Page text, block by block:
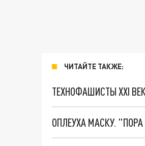
ЧИТАЙТЕ ТАКЖЕ:
ТЕХНОФАШИСТЫ XXI
ОПЛЕУХА МАСКУ.